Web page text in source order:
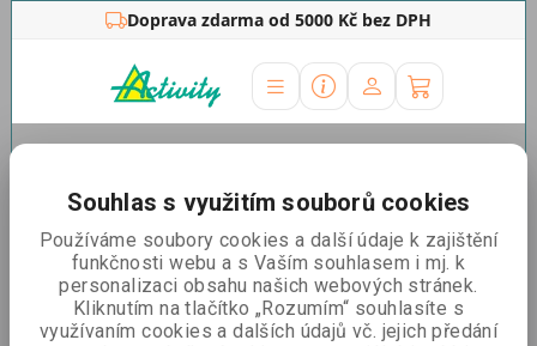
Doprava zdarma od 5000 Kč bez DPH
Doplňky stěny
Řadit podle: Nejlevnější Nejdražší Nejprodávanější
Deska dřevěná k přepravnímu boxu 5039
Souhlas s využitím souborů cookies
Používáme soubory cookies a další údaje k zajištění
funkčnosti webu a s Vaším souhlasem i mj. k
personalizaci obsahu našich webových stránek.
Kliknutím na tlačítko „Rozumím“ souhlasíte s
využívaním cookies a dalších údajů vč. jejich předání